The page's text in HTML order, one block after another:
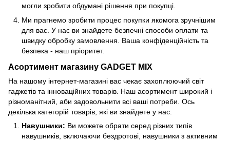
могли зробити обдумані рішення при покупці.
Ми прагнемо зробити процес покупки якомога зручнішим
для вас. У нас ви знайдете безпечні способи оплати та
швидку обробку замовлення. Ваша конфіденційність та
безпека - наш пріоритет.
Асортимент магазину GADGET MIX
На нашому інтернет-магазині вас чекає захоплюючий світ
гаджетів та інноваційних товарів. Наш асортимент широкий і
різноманітний, аби задовольнити всі ваші потреби. Ось
декілька категорій товарів, які ви знайдете у нас:
Навушники: Ви можете обрати серед різних типів
навушників, включаючи бездротові, навушники з активним